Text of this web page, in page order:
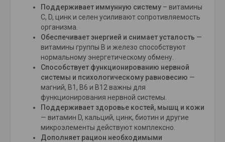
Поддерживает иммунную систему – витамины
С, D, цинк и селен усиливают сопротивляемость
организма.
Обеспечивает энергией и снимает усталость —
витамины группы В и железо способствуют
нормальному энергетическому обмену.
Способствует функционированию нервной
системы и психологическому равновесию —
магний, B1, B6 и B12 важны для
функционирования нервной системы.
Поддерживает здоровье костей, мышц и кожи
— витамин D, кальций, цинк, биотин и другие
микроэлементы действуют комплексно.
Дополняет рацион необходимыми